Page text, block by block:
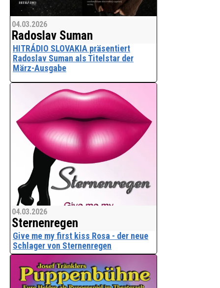
04.03.2026
Radoslav Suman
HITRÁDIO SLOVAKIA präsentiert
Radoslav Suman als Titelstar der
März-Ausgabe
Die März-Ausgabe des HITRÁDIO
SLOVAKIA widmet ihre Titelgeschichte
Influencer Radoslav Suman alias
@radoslavsumanofficial. Im Mittelpunkt
steht eine Persönlichkeit, die Musik,
digitale Kommunikatio
04.03.2026
Sternenregen
Give me my first kiss Rosa - der neue
Schlager von Sternenregen
Wer oder was ist Rosa? Eine spannende
Frage.